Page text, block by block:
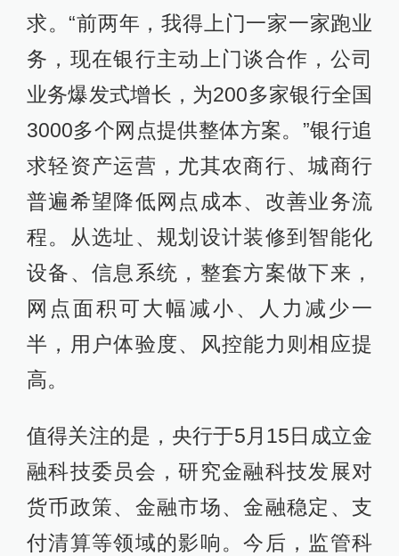
求。“前两年，我得上门一家一家跑业
务，现在银行主动上门谈合作，公司
业务爆发式增长，为200多家银行全国
3000多个网点提供整体方案。”银行追
求轻资产运营，尤其农商行、城商行
普遍希望降低网点成本、改善业务流
程。从选址、规划设计装修到智能化
设备、信息系统，整套方案做下来，
网点面积可大幅减小、人力减少一
半，用户体验度、风控能力则相应提
高。
值得关注的是，央行于5月15日成立金
融科技委员会，研究金融科技发展对
货币政策、金融市场、金融稳定、支
付清算等领域的影响。今后，监管科